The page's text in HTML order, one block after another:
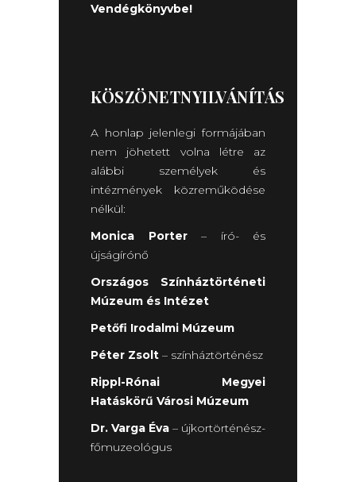
Vendégkönyvbe!
KÖSZÖNETNYILVÁNÍTÁS
A honlap jelenlegi formájában
nem jöhetett volna létre az
alábbi személyek és
intézmények közreműködése
nélkül:
Monica Porter– író- és
újságírónő
Országos Színháztörténeti
Múzeum és Intézet
Petőfi Irodalmi Múzeum
Péter Zsolt – színháztörténész
Rippl-Rónai Megyei
Hatáskörű Városi Múzeum
Dr. Varga Éva – újkortörténész-
főmuzeológus